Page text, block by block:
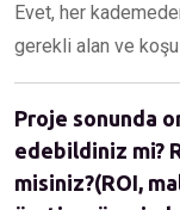
Evet, her
gerekli alan ve
Proje sonunda
edebildiniz mi?
misiniz?(ROI,